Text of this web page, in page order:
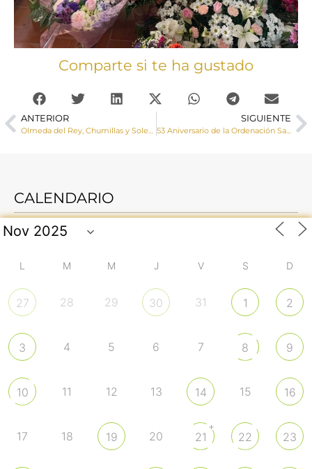
Comparte si te ha gustado
ANTERIOR SIGUIENTE
53 Aniversario de la Ordenación Sacerdotal de D. José María Yanguas
CALENDARIO
L M M J V S D
27 28 29 30 31 1 2
3 4 5 6 7 8 9
10 11 12 13 14 15 16
17 18 19 20 21
+
22 23